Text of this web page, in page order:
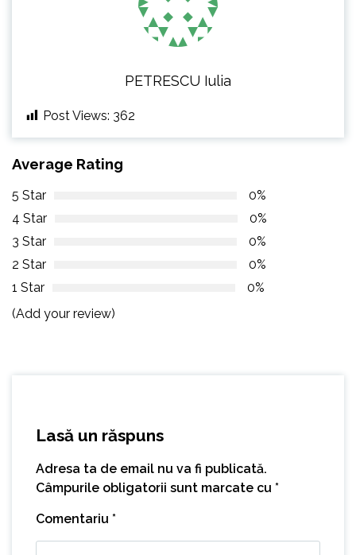
PETRESCU Iulia
Post Views: 362
Average Rating
5 Star
0%
4 Star
0%
3 Star
0%
2 Star
0%
1 Star
0%
(Add your review)
Lasă un răspuns
Adresa ta de email nu va fi publicată.
Câmpurile obligatorii sunt marcate cu *
Comentariu *